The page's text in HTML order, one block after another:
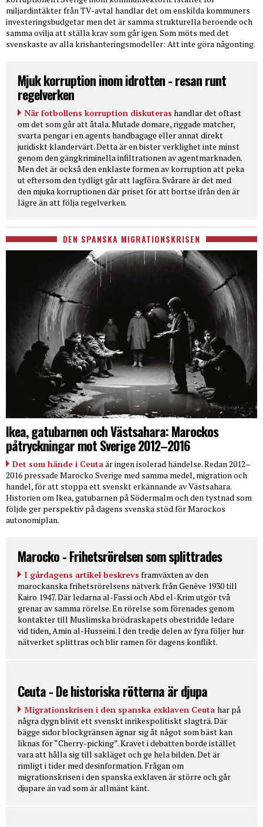
miljardintäkter från TV-avtal handlar det om enskilda kommuners
investeringsbudgetar men det är samma strukturella beroende och
samma ovilja att ställa krav som går igen. Som möts med det
svenskaste av alla krishanteringsmodeller: Att inte göra någonting.
Mjuk korruption inom idrotten - resan runt
regelverken
När fotbollens korruption diskuteras handlar det oftast
om det som går att åtala. Mutade domare, riggade matcher,
svarta pengar i en agents handbagage eller annat direkt
juridiskt klandervärt. Detta är en bister verklighet inte minst
genom den gängkriminella infiltrationen av agentmarknaden.
Men det är också den enklaste formen av korruption att peka
ut eftersom den tydligt går att lagföra. Svårare är det med
den mjuka korruptionen där priset för att bortse ifrån den är
lägre än att följa regelverken.
DEN SPANSKA MIGRATIONSKRISEN
Ikea, gatubarnen och Västsahara: Marockos
påtryckningar mot Sverige 2012–2016
Det som hände i Ceutaär ingen isolerad händelse. Redan 2012–
2016 pressade Marocko Sverige med samma medel, migration och
handel, för att stoppa ett svenskt erkännande av Västsahara.
Historien om Ikea, gatubarnen på Södermalm och den tystnad som
följde ger perspektiv på dagens svenska stöd för Marockos
autonomiplan.
Marocko - Frihetsrörelsen som splittrades
I gårdagens artikel beskrevs framväxten av den
marockanska frihetsrörelsens nätverk från Genève 1930 till
Kairo 1947. Där ledarna al-Fassi och Abd el-Krim utgör två
grenar av samma rörelse. En rörelse som förenades genom
kontakter till Muslimska brödraskapets obestridde ledare
vid tiden, Amin al-Husseini. I den tredje delen av fyra följer hur
nätverket splittras och blir ramen för dagens konflikt.
Ceuta - De historiska rötterna är djupa
Migrationskrisen i den spanska exklaven Ceuta har på
några dygn blivit ett svenskt inrikespolitiskt slagträ. Där
bägge sidor blockgränsen ägnar sig åt något som bäst kan
liknas för “Cherry-picking”. Kravet i debatten borde istället
vara att hålla sig till sakläget och ge hela bilden. Det är
rimligt i tider med desinformation. Frågan om
migrationskrisen i den spanska exklaven är större och går
djupare än vad som är allmänt känt.